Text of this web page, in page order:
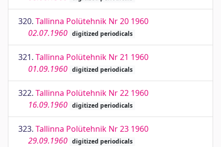
320. Tallinna Polütehnik Nr 20 1960
02.07.1960 digitized periodicals
321. Tallinna Polütehnik Nr 21 1960
01.09.1960 digitized periodicals
322. Tallinna Polütehnik Nr 22 1960
16.09.1960 digitized periodicals
323. Tallinna Polütehnik Nr 23 1960
29.09.1960 digitized periodicals